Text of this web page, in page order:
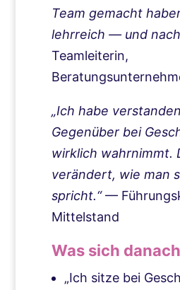
Team gemacht
lehrreich — und
Teamleiterin,
„Ich habe
Gegenüber bei
wirklich wahrnimmt.
verändert, wie man
spricht.“—
Mittelstand
Was sich
„Ich sitze bei